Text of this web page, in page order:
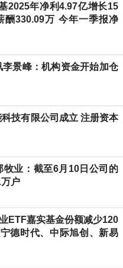
2025年净利4.97亿增长15
酬330.09万 今年一季报净
景峰：机构资金开始加仓
技有限公司成立 注册资本
牧业：截至6月10日公司的
户
ETF嘉实基金份额减少120
德时代、中际旭创、新易